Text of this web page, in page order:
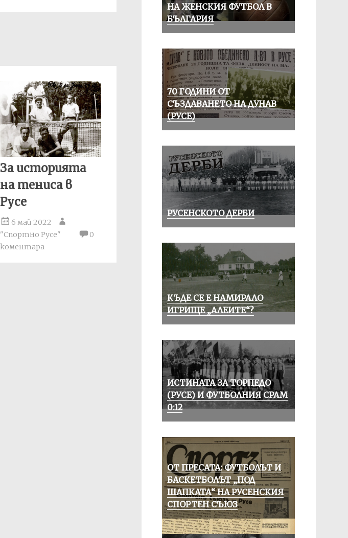
За историята
на тениса в
Русе
6 май 2022
"Спортно Русе"
0
коментара
НА ЖЕНСКИЯ ФУТБОЛ В
БЪЛГАРИЯ
70 ГОДИНИ ОТ
СЪЗДАВАНЕТО НА ДУНАВ
(РУСЕ)
РУСЕНСКОТО ДЕРБИ
КЪДЕ СЕ Е НАМИРАЛО
ИГРИЩЕ „АЛЕИТЕ“?
ИСТИНАТА ЗА ТОРПЕДО
(РУСЕ) И ФУТБОЛНИЯ СРАМ
0:12
ОТ ПРЕСАТА: ФУТБОЛЪТ И
БАСКЕТБОЛЪТ „ПОД
ШАПКАТА“ НА РУСЕНСКИЯ
СПОРТЕН СЪЮЗ